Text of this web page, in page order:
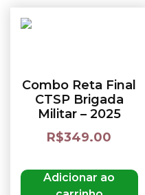
Combo Reta Final
CTSP Brigada
Militar – 2025
R$349.00
Adicionar ao